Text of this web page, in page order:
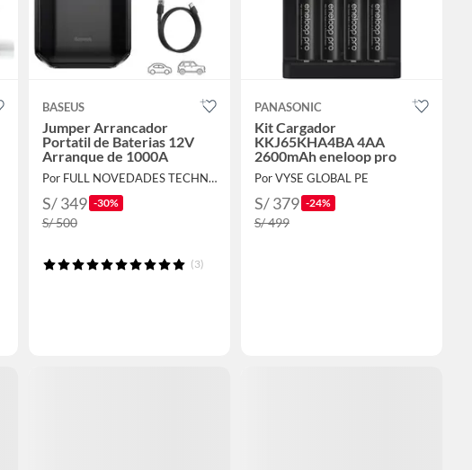
BASEUS
Jumper Arrancador
Portatil de Baterias 12V
Arranque de 1000A
Por FULL NOVEDADES TECHNOLOGY E.I.R.L.
S/ 349 -30%
S/ 500
(3)
PANASONIC
Kit Cargador
KKJ65KHA4BA 4AA
2600mAh eneloop pro
Por VYSE GLOBAL PE
S/ 379 -24%
S/ 499